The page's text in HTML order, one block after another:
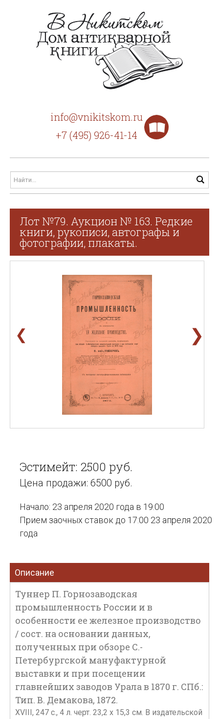
info@vnikitskom.ru
+7 (495) 926-41-14
Лот №79. Аукцион № 163. Редкие
книги, рукописи, автографы и
фотографии, плакаты.
❮ ❯
Эстимейт: 2500 руб.
Цена продажи: 6500 руб.
Начало: 23 апреля 2020 года в 19:00
Прием заочных ставок до 17:00 23 апреля 2020
года
Описание
Туннер П. Горнозаводская
промышленность России и в
особенности ее железное производство
/ сост. на основании данных,
полученных при обзоре С.-
Петербургской мануфактурной
выставки и при посещении
главнейших заводов Урала в 1870 г. СПб.:
Тип. В. Демакова, 1872.
XVIII, 247 с., 4 л. черт. 23,2 х 15,3 см. В издательской